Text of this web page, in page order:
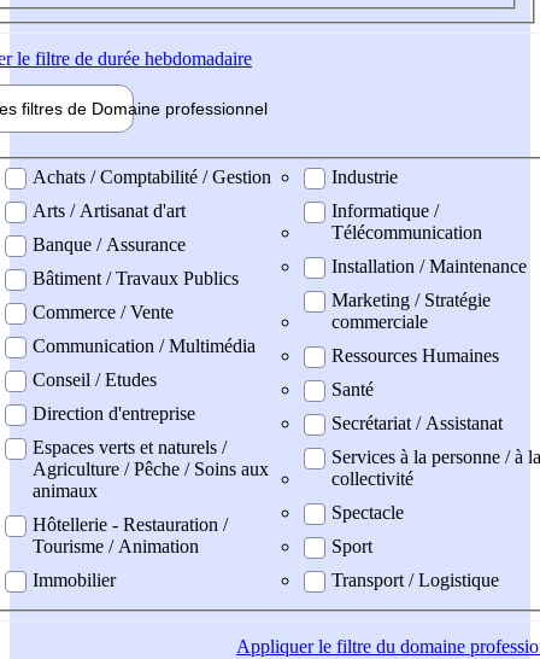
le filtre de durée hebdomadaire
filtres de Domaine professionnel
professionel
Achats / Comptabilité / Gestion
Arts / Artisanat d'art
Banque / Assurance
Bâtiment / Travaux Publics
Commerce / Vente
Communication / Multimédia
Conseil / Etudes
Direction d'entreprise
Espaces verts et naturels /
Agriculture / Pêche / Soins aux
animaux
Hôtellerie - Restauration /
Tourisme / Animation
Immobilier
Industrie
Informatique /
Télécommunication
Installation / Maintenance
Marketing / Stratégie
commerciale
Ressources Humaines
Santé
Secrétariat / Assistanat
Services à la personne / à la
collectivité
Spectacle
Sport
Transport / Logistique
Appliquerle filtre du domaine